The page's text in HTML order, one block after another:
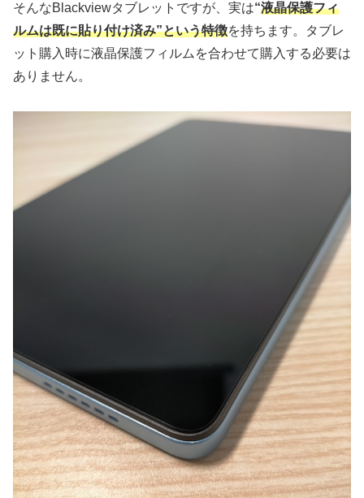
そんなBlackviewタブレットですが、実は“液晶保護フィ
ルムは既に貼り付け済み”という特徴を持ちます。タブレ
ット購入時に液晶保護フィルムを合わせて購入する必要は
ありません。